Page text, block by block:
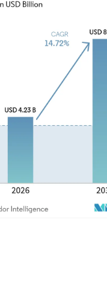
Imagen © Mordor